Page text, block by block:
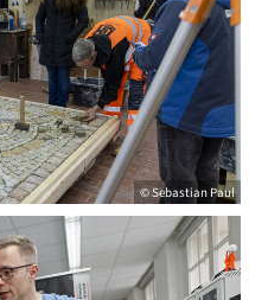
© Sebastian Paul